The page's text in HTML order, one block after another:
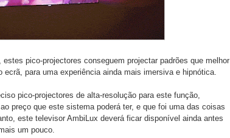
pico-projectores conseguem projectar padrões que melhor
para uma experiência ainda mais imersiva e hipnótica.
pico-projectores de alta-resolução para este função,
preço que este sistema poderá ter, e que foi uma das coisas
este televisor AmbiLux deverá ficar disponível ainda antes
um pouco.